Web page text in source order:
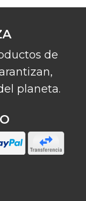
de
planeta.